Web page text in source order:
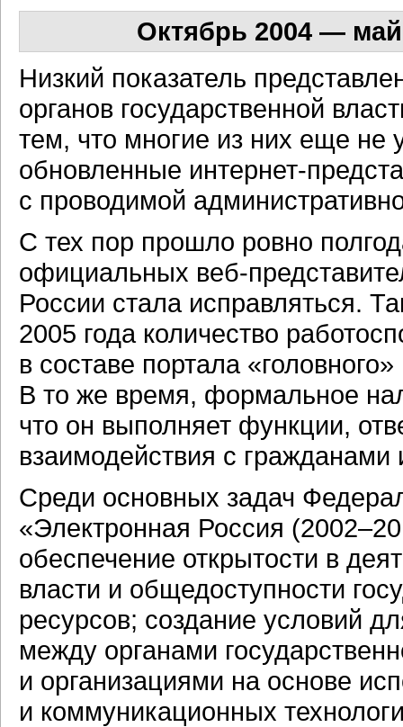
Октябрь 2004 —
Низкий показатель
органов государственной
тем, что многие из них еще не
обновленные интернет-
с проводимой
С тех пор прошло ровно
официальных веб-
России стала исправляться.
2005 года количество
в составе портала
В то же время, формальное
что он выполняет функции,
взаимодействия с гражданами
Среди основных задач
«Электронная Россия
обеспечение открытости в
власти и общедоступности
ресурсов; создание условий
между органами
и организациями на основе
и коммуникационных